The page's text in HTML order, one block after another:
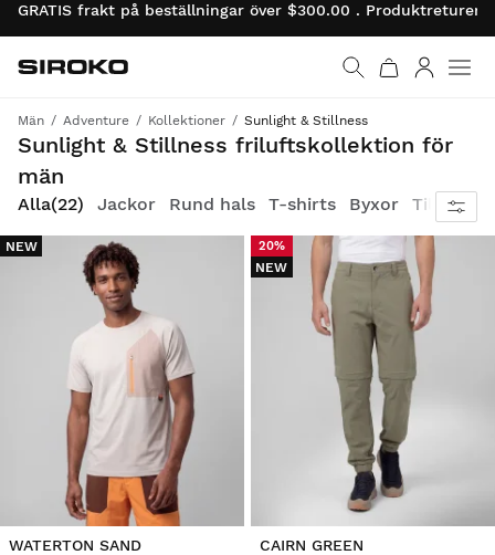
GRATIS frakt på beställningar över $300.00 . Produktreturer
Gå till startsidan
Siroko.com
Män Adventure Kollektioner Sunlight & Stillness
Sunlight & Stillness friluftskollektion för
män
Kliv in i lugnet, omfamna naturen
Alla(22) Jackor Rund hals T-shirts Byxor Tillbehör
NEW
WATERTON SAND
20%
NEW
CAIRN GREEN